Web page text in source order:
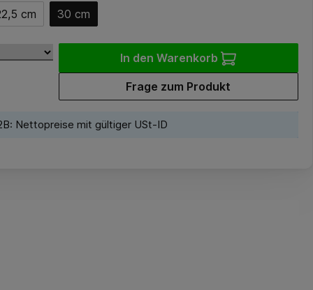
cm 30 cm
In den Warenkorb
Frage zum Produkt
Nettopreise mit gültiger USt-ID